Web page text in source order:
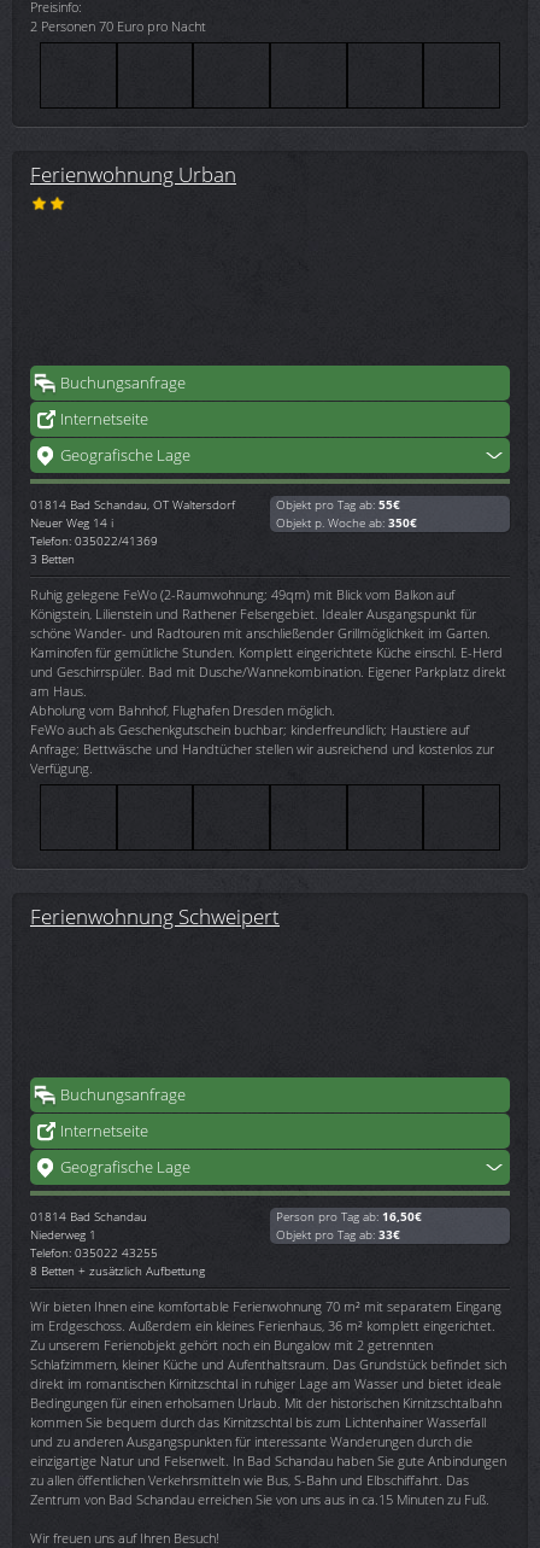
Preisinfo:
2 Personen 70 Euro pro Nacht
Ferienwohnung Urban
Buchungsanfrage
Internetseite
Geografische Lage
01814 Bad Schandau, OT Waltersdorf
Neuer Weg 14 i
Telefon: 035022/41369
3 Betten
Objekt pro Tag ab: 55€
Objekt p. Woche ab: 350€
Ruhig gelegene FeWo (2-Raumwohnung; 49qm) mit Blick vom Balkon auf
Königstein, Lilienstein und Rathener Felsengebiet. Idealer Ausgangspunkt für
schöne Wander- und Radtouren mit anschließender Grillmöglichkeit im Garten.
Kaminofen für gemütliche Stunden. Komplett eingerichtete Küche einschl. E-Herd
und Geschirrspüler. Bad mit Dusche/Wannekombination. Eigener Parkplatz direkt
am Haus.
Abholung vom Bahnhof, Flughafen Dresden möglich.
FeWo auch als Geschenkgutschein buchbar; kinderfreundlich; Haustiere auf
Anfrage; Bettwäsche und Handtücher stellen wir ausreichend und kostenlos zur
Verfügung.
Ferienwohnung Schweipert
Buchungsanfrage
Internetseite
Geografische Lage
01814 Bad Schandau
Niederweg 1
Telefon: 035022 43255
8 Betten + zusätzlich Aufbettung
Person pro Tag ab: 16,50€
Objekt pro Tag ab: 33€
Wir bieten Ihnen eine komfortable Ferienwohnung 70 m² mit separatem Eingang
im Erdgeschoss. Außerdem ein kleines Ferienhaus, 36 m² komplett eingerichtet.
Zu unserem Ferienobjekt gehört noch ein Bungalow mit 2 getrennten
Schlafzimmern, kleiner Küche und Aufenthaltsraum. Das Grundstück befindet sich
direkt im romantischen Kirnitzschtal in ruhiger Lage am Wasser und bietet ideale
Bedingungen für einen erholsamen Urlaub. Mit der historischen Kirnitzschtalbahn
kommen Sie bequem durch das Kirnitzschtal bis zum Lichtenhainer Wasserfall
und zu anderen Ausgangspunkten für interessante Wanderungen durch die
einzigartige Natur und Felsenwelt. In Bad Schandau haben Sie gute Anbindungen
zu allen öffentlichen Verkehrsmitteln wie Bus, S-Bahn und Elbschiffahrt. Das
Zentrum von Bad Schandau erreichen Sie von uns aus in ca.15 Minuten zu Fuß.
Wir freuen uns auf Ihren Besuch!